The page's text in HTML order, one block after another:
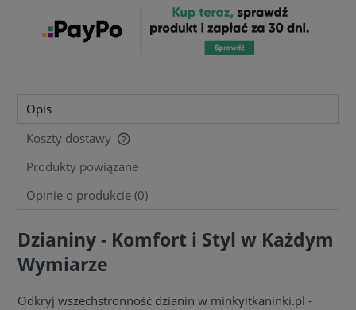
Opis
Koszty dostawy
Cena nie zawiera ewentualnych kosztów płatności
Produkty powiązane
Opinie o produkcie (0)
Dzianiny - Komfort i Styl w Każdym
Wymiarze
Odkryj wszechstronność dzianin w minkyitkaninki.pl -